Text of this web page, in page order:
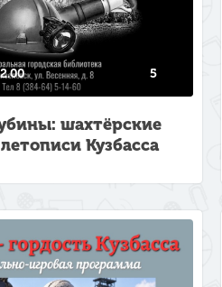
5
шахтёрские
Кузбасса